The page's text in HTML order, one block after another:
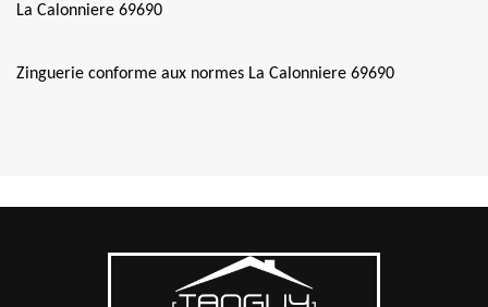
La Calonniere 69690
Zinguerie conforme aux normes La Calonniere 69690